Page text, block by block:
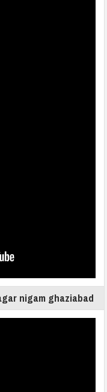
nigam ghaziabad